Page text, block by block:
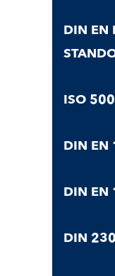
DIN EN
ISO
DIN EN
DIN
DIN